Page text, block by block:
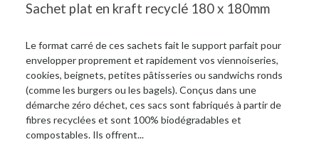
Sachet plat en kraft recyclé 180 x 180mm
Le format carré de ces sachets fait le support parfait pour
envelopper proprement et rapidement vos viennoiseries,
cookies, beignets, petites pâtisseries ou sandwichs ronds
(comme les burgers ou les bagels). Conçus dans une
démarche zéro déchet, ces sacs sont fabriqués à partir de
fibres recyclées et sont 100% biodégradables et
compostables. Ils offrent...